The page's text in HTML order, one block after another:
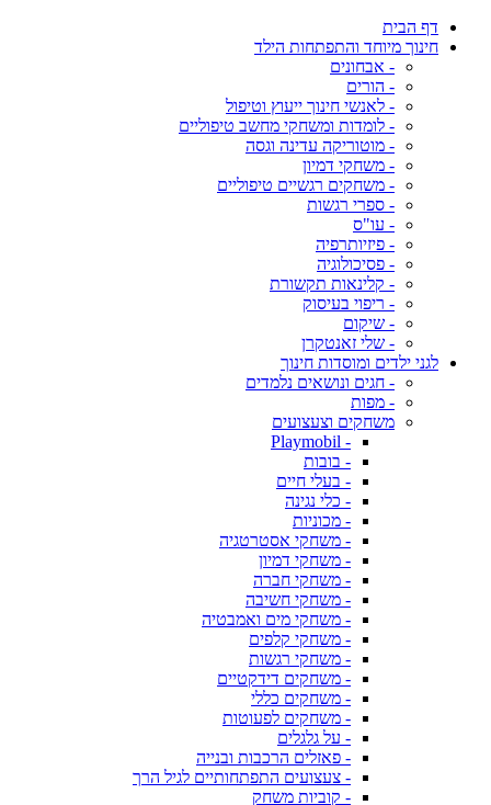
דף הבית
חינוך מיוחד והתפתחות הילד
- אבחונים
- הורים
- לאנשי חינוך ייעוץ וטיפול
- לומדות ומשחקי מחשב טיפוליים
- מוטוריקה עדינה וגסה
- משחקי דמיון
- משחקים רגשיים טיפוליים
- ספרי רגשות
- עו"ס
- פיזיותרפיה
- פסיכולוגיה
- קלינאות תקשורת
- ריפוי בעיסוק
- שיקום
- שלי זאנטקרן
לגני ילדים ומוסדות חינוך
- חגים ונושאים נלמדים
- מפות
משחקים וצעצועים
- Playmobil
- בובות
- בעלי חיים
- כלי נגינה
- מכוניות
- משחקי אסטרטגיה
- משחקי דמיון
- משחקי חברה
- משחקי חשיבה
- משחקי מים ואמבטיה
- משחקי קלפים
- משחקי רגשות
- משחקים דידקטיים
- משחקים כללי
- משחקים לפעוטות
- על גלגלים
- פאזלים הרכבות ובנייה
- צעצועים התפתחותיים לגיל הרך
- קוביות משחק